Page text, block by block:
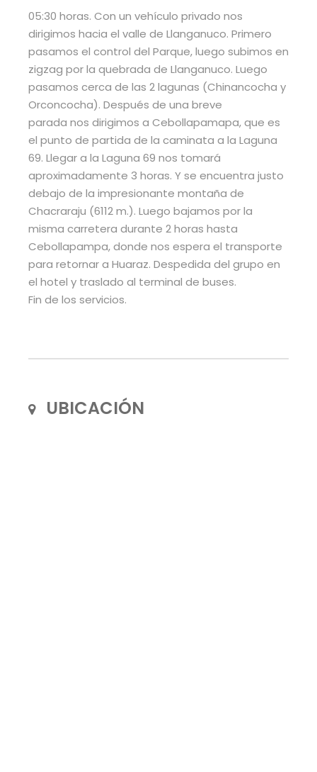
05:30 horas. Con un vehículo privado nos
dirigimos hacia el valle de Llanganuco. Primero
pasamos el control del Parque, luego subimos en
zigzag por la quebrada de Llanganuco. Luego
pasamos cerca de las 2 lagunas (Chinancocha y
Orconcocha). Después de una breve
parada nos dirigimos a Cebollapamapa, que es
el punto de partida de la caminata a la Laguna
69. Llegar a la Laguna 69 nos tomará
aproximadamente 3 horas. Y se encuentra justo
debajo de la impresionante montaña de
Chacraraju (6112 m.). Luego bajamos por la
misma carretera durante 2 horas hasta
Cebollapampa, donde nos espera el transporte
para retornar a Huaraz. Despedida del grupo en
el hotel y traslado al terminal de buses.
Fin de los servicios.
UBICACIÓN